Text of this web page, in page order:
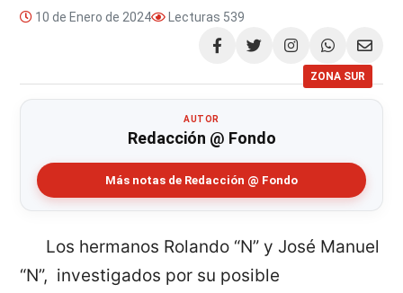
10 de Enero de 2024 Lecturas 539
Compartir
ZONA SUR
AUTOR
Redacción @ Fondo
Más notas de Redacción @ Fondo
Los hermanos Rolando “N” y José Manuel
“N”, investigados por su posible